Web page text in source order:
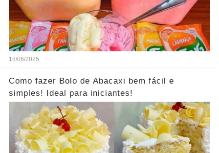
18/06/2025
Como fazer Bolo de Abacaxi bem fácil e
simples! Ideal para iniciantes!